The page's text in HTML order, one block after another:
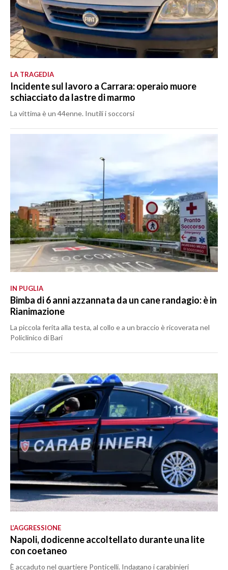
LA TRAGEDIA
Incidente sul lavoro a Carrara: operaio muore
schiacciato da lastre di marmo
La vittima è un 44enne. Inutili i soccorsi
IN PUGLIA
Bimba di 6 anni azzannata da un cane randagio: è in
Rianimazione
La piccola ferita alla testa, al collo e a un braccio è ricoverata nel
Policlinico di Bari
L’AGGRESSIONE
Napoli, dodicenne accoltellato durante una lite
con coetaneo
È accaduto nel quartiere Ponticelli. Indagano i carabinieri